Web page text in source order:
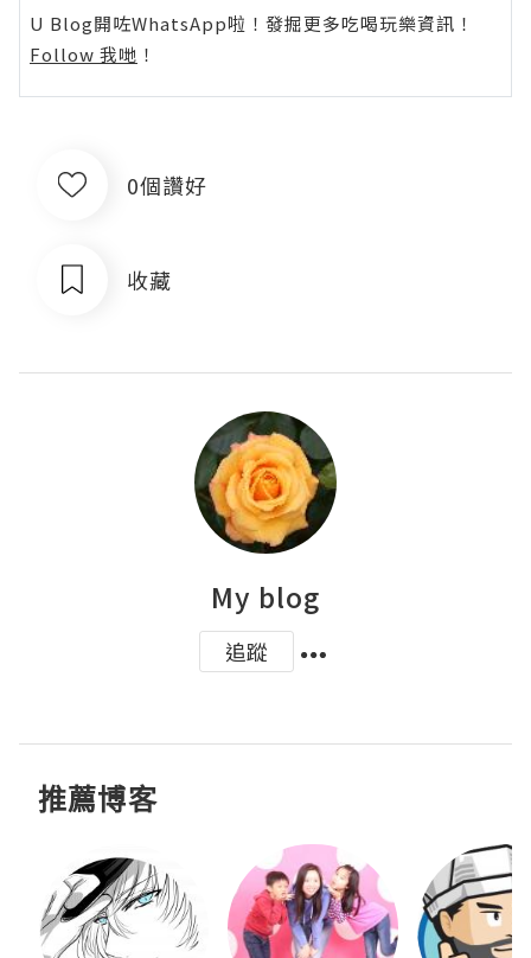
U Blog開咗WhatsApp啦！發掘更多吃喝玩樂資訊！
Follow 我哋 ！
0個讚好
收藏
My blog
追蹤
推薦博客